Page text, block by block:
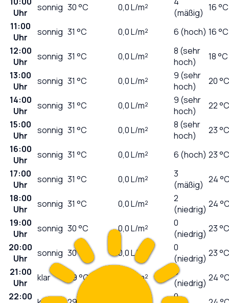
Uhr
sonnig 30°C 0,0L/m²
(mäßig) 16 °C
11:00
Uhr
sonnig 31 °C 0,0L/m² 6 (hoch) 16 °C
12:00
Uhr
sonnig 31 °C 0,0L/m²
8 (sehr
hoch)
18 °C
13:00
Uhr
sonnig 31 °C 0,0L/m²
9 (sehr
hoch)
20 °C
14:00
Uhr
sonnig 31 °C 0,0L/m²
9 (sehr
hoch)
22 °C
15:00
Uhr
sonnig 31 °C 0,0L/m²
8 (sehr
hoch)
23 °C
16:00
Uhr
sonnig 31 °C 0,0L/m² 6 (hoch) 23 °C
17:00
Uhr
sonnig 31 °C 0,0L/m²
3
(mäßig) 24
18:00
Uhr
sonnig 31 °C 0,0L/m²
2
(niedrig) 24
19:00
Uhr
sonnig 30°C 0,0L/m²
0
(niedrig) 23 °C
20:00
Uhr
sonnig 30°C 0,0L/m²
0
(niedrig) 23 °C
21:00
Uhr
klar 29°C L/m²
0
(niedrig) 24
22:00
0